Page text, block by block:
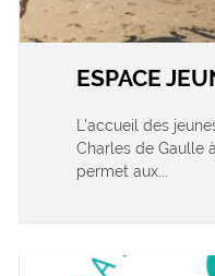
ESPACE
L’accueil des
Charles de Gaulle
permet aux...